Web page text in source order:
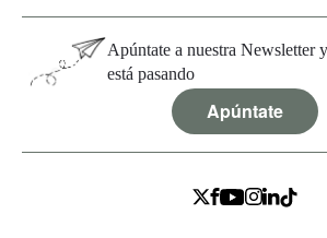
Apúntate a nuestra Newsletter
está pasando
Apúntate